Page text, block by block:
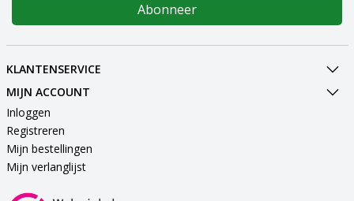
Abonneer
KLANTENSERVICE
MIJN ACCOUNT
Inloggen
Registreren
Mijn bestellingen
Mijn verlanglijst